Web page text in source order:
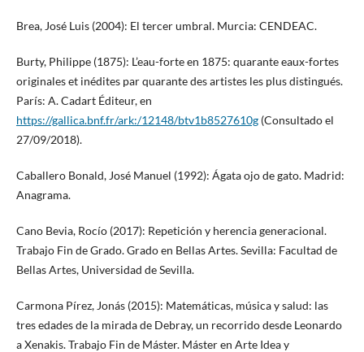
Brea, José Luis (2004): El tercer umbral. Murcia: CENDEAC.
Burty, Philippe (1875): L’eau-forte en 1875: quarante eaux-fortes
originales et inédites par quarante des artistes les plus distingués.
París: A. Cadart Éditeur, en
https://gallica.bnf.fr/ark:/12148/btv1b8527610g(Consultado el
27/09/2018).
Caballero Bonald, José Manuel (1992): Ágata ojo de gato. Madrid:
Anagrama.
Cano Bevia, Rocío (2017): Repetición y herencia generacional.
Trabajo Fin de Grado. Grado en Bellas Artes. Sevilla: Facultad de
Bellas Artes, Universidad de Sevilla.
Carmona Pírez, Jonás (2015): Matemáticas, música y salud: las
tres edades de la mirada de Debray, un recorrido desde Leonardo
a Xenakis. Trabajo Fin de Máster. Máster en Arte Idea y